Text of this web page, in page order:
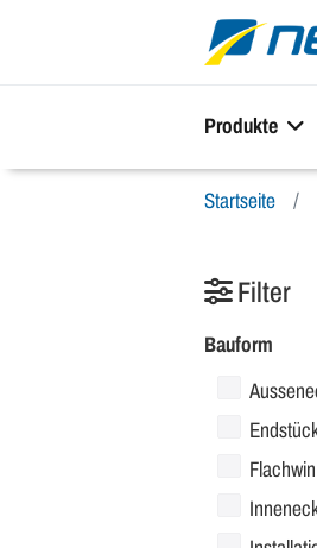
Produkte
Startseite
Filter
Bauform